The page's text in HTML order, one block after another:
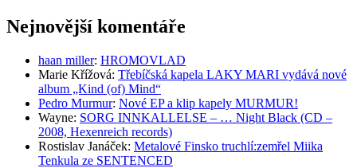
Nejnovější komentáře
haan miller: HROMOVLAD
Marie Křížová: Třebíčská kapela LAKY MARI vydává nové
album „Kind (of) Mind“
Pedro Murmur: Nové EP a klip kapely MURMUR!
Wayne: SORG INNKALLELSE – … Night Black (CD –
2008, Hexenreich records)
Rostislav Janáček: Metalové Finsko truchlí:zemřel Miika
Tenkula ze SENTENCED